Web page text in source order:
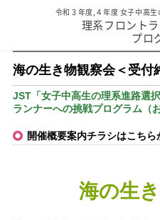
令和３年度,４年度 女子中高
理系フロント
プロ
海の生き物観察会＜受付
JST「女子中高生の理系進路選
ランナーへの挑戦プログラム（
開催概要案内チラシはこち
海の生